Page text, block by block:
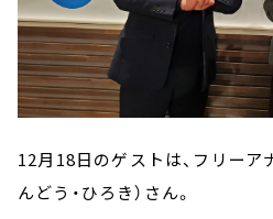
12月18日のゲストは、フリーア
んどう・ひろき）さん。